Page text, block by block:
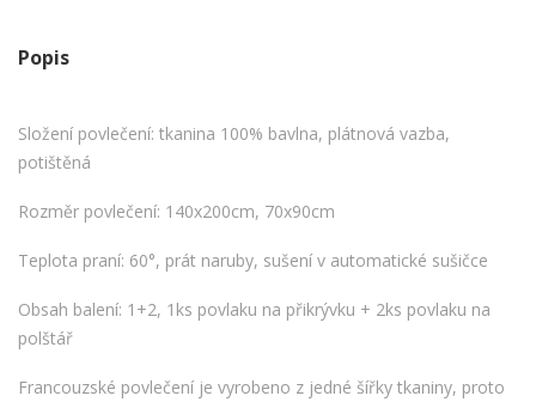
Popis
Složení povlečení: tkanina 100% bavlna, plátnová vazba,
potištěná
Rozměr povlečení: 140x200cm, 70x90cm
Teplota praní: 60°, prát naruby, sušení v automatické sušičce
Obsah balení: 1+2, 1ks povlaku na přikrývku + 2ks povlaku na
polštář
Francouzské povlečení je vyrobeno z jedné šířky tkaniny, proto